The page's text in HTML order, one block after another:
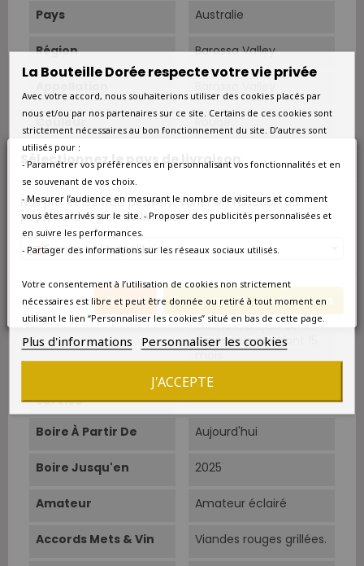
Sélectionnez le pays de livraison
Nos prix et les frais peuvent varier en fonction du
pays/de la région de livraison.
France métropolitaine
Annuler Enregistrer les modifications
Pays Australie
Région Barossa Valley
Couleur
Type Rouge
Cépage Dominant Syrah
Cépages
inox pendant 7 jours.
Elevage
Élevage en fûts de
chêne français et
américain pendant 15
mois.
Service
15°C-17°C.
Boire À Partir De Aujourd'hui
Boire Jusqu'en 2025
Amateur Amateur éclairé
Accords Mets & Vin Viandes rouges grillées.
La Bouteille Dorée respecte votre vie privée
Avec votre accord, nous souhaiterions utiliser des cookies placés par
nous et/ou par nos partenaires sur ce site. Certains de ces cookies sont
strictement nécessaires au bon fonctionnement du site. D’autres sont
utilisés pour :
- Paramétrer vos préférences en personnalisant vos fonctionnalités et en
se souvenant de vos choix.
- Mesurer l’audience en mesurant le nombre de visiteurs et comment
vous êtes arrivés sur le site. - Proposer des publicités personnalisées et
en suivre les performances.
- Partager des informations sur les réseaux sociaux utilisés.
Votre consentement à l’utilisation de cookies non strictement
nécessaires est libre et peut être donnée ou retiré à tout moment en
utilisant le lien “Personnaliser les cookies” situé en bas de cette page.
Plus d'informations Personnaliser les cookies
J'ACCEPTE